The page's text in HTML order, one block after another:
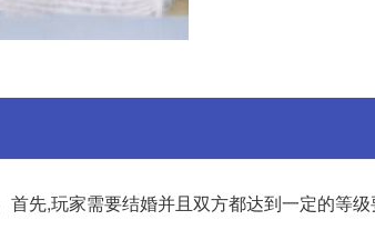
首先,玩家需要结婚并且双方都达到一定的等